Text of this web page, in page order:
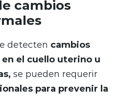
cambios
detecten cambios
el cuello uterino u
se pueden requerir
para prevenir la